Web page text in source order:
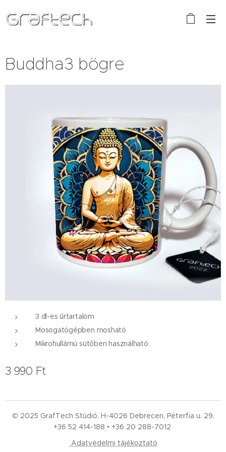
Buddha3 bögre
3 dl-es űrtartalom
Mosogatógépben mosható
Mikrohullámú sütőben használható
3 990 Ft
© 2025 GrafTech Stúdió, H-4026 Debrecen, Péterfia u. 29.
+36 52 414-188 • +36 20 288-7012
Adatvédelmi tájékoztató